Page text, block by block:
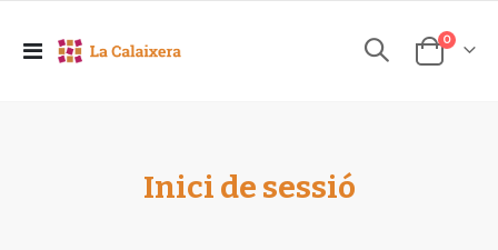
Toggle
Cesta
0elements
Inici de sessió